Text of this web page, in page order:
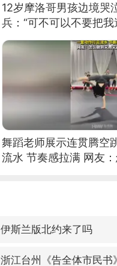
12岁摩洛哥男孩边境哭
兵：“可不可以不要把我
舞蹈老师展示连贯腾空
流水 节奏感拉满 网友
伊斯兰版北约来了吗
浙江台州《告全体市民书》